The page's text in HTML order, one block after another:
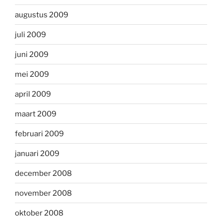
augustus 2009
juli 2009
juni 2009
mei 2009
april 2009
maart 2009
februari 2009
januari 2009
december 2008
november 2008
oktober 2008